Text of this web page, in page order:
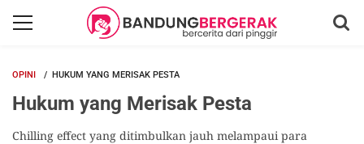
OPINI HUKUM YANG MERISAK PESTA
Hukum yang Merisak Pesta
Chilling effect yang ditimbulkan jauh melampaui para